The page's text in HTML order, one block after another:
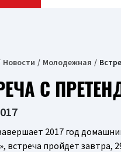
Новости Молодежная
С
2017 год
встреча пройдет завтра,